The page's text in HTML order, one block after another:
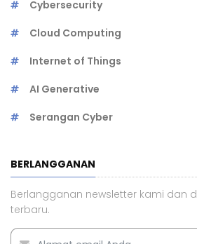
Cybersecurity
Cloud Computing
Internet of Things
AI Generative
Serangan Cyber
BERLANGGANAN
Berlangganan newsletter kami dan
terbaru.